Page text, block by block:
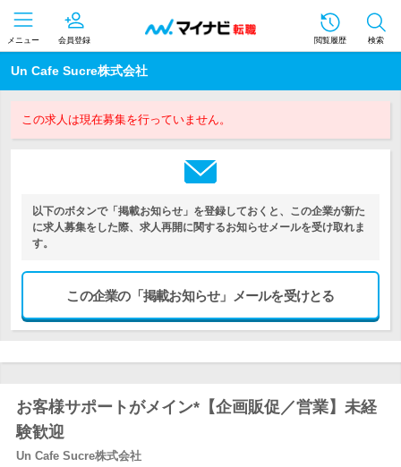
メニュー 会員登録 閲覧履歴 検索
Un Cafe Sucre株式会社
この求人は現在募集を行っていません。
以下のボタンで「掲載お知らせ」を登録しておくと、この企業が新た
に求人募集をした際、求人再開に関するお知らせメールを受け取れま
す。
この企業の「掲載お知らせ」メールを受けとる
お客様サポートがメイン*【企画販促／営業】未経
験歓迎
Un Cafe Sucre株式会社